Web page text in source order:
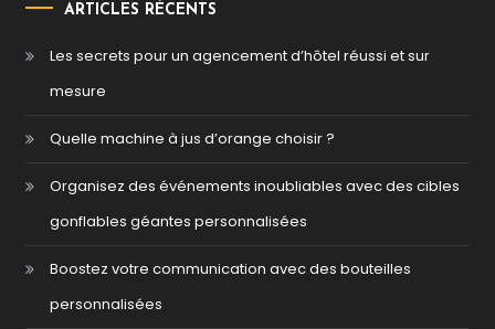
ARTICLES RÉCENTS
Les secrets pour un agencement d’hôtel réussi et sur
mesure
Quelle machine à jus d’orange choisir ?
Organisez des événements inoubliables avec des cibles
gonflables géantes personnalisées
Boostez votre communication avec des bouteilles
personnalisées